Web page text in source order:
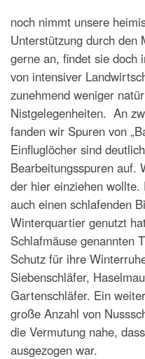
noch nimmt unsere
Unterstützung durch den
gerne an, findet sie doch
von intensiver
zunehmend weniger
Nistgelegenheiten. An
fanden wir Spuren von
Einfluglöcher sind
Bearbeitungsspuren auf.
der hier einziehen
auch einen schlafenden
Winterquartier genutzt
Schlafmäuse genannten
Schutz für ihre
Siebenschläfer,
Gartenschläfer. Ein
große Anzahl von
die Vermutung nahe,
ausgezogen war.